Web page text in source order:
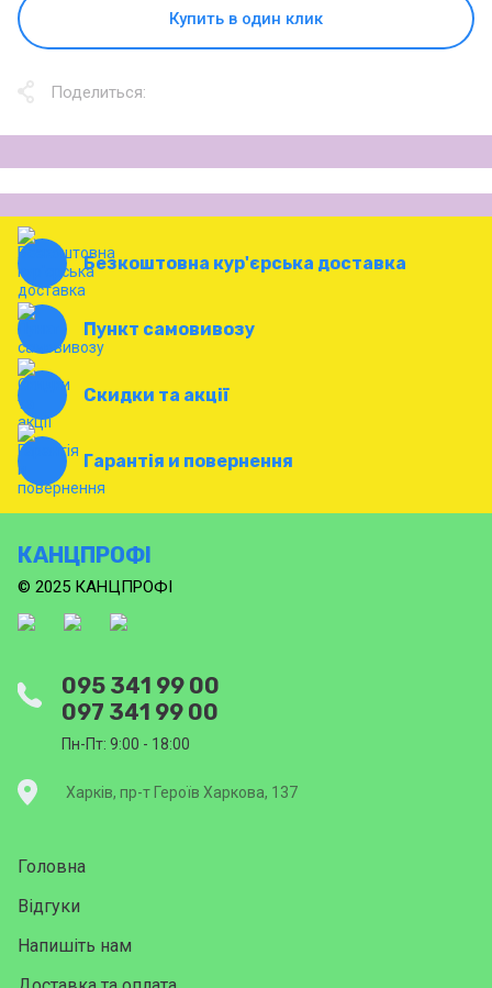
Купить в один клик
Поделиться:
Безкоштовна кур'єрська доставка
Пункт самовивозу
Скидки та акції
Гарантія и повернення
КАНЦПРОФІ
© 2025 КАНЦПРОФІ
095 341 99 00
097 341 99 00
Пн-Пт: 9:00 - 18:00
Харків, пр-т Героїв Харкова, 137
Головна
Відгуки
Напишіть нам